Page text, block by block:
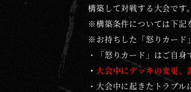
構築して対戦する大会です。
※構築条件については下記
※お持ちした「怒りカード
・「怒りカード」はご自身
・ 大会中にデッキの変更、
・大会中に起きたトラブル